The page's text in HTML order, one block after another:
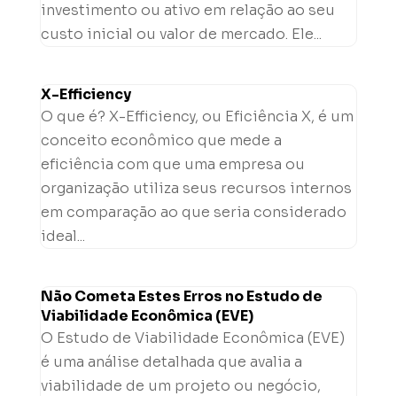
investimento ou ativo em relação ao seu
custo inicial ou valor de mercado. Ele...
X-Efficiency
O que é? X-Efficiency, ou Eficiência X, é um
conceito econômico que mede a
eficiência com que uma empresa ou
organização utiliza seus recursos internos
em comparação ao que seria considerado
ideal...
Não Cometa Estes Erros no Estudo de
Viabilidade Econômica (EVE)
O Estudo de Viabilidade Econômica (EVE)
é uma análise detalhada que avalia a
viabilidade de um projeto ou negócio,